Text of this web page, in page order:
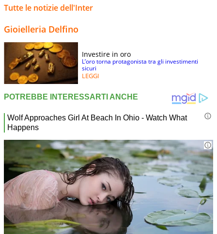
Tutte le notizie dell'Inter
Gioielleria Delfino
Investire in oro
L’oro torna protagonista tra gli investimenti
sicuri
LEGGI